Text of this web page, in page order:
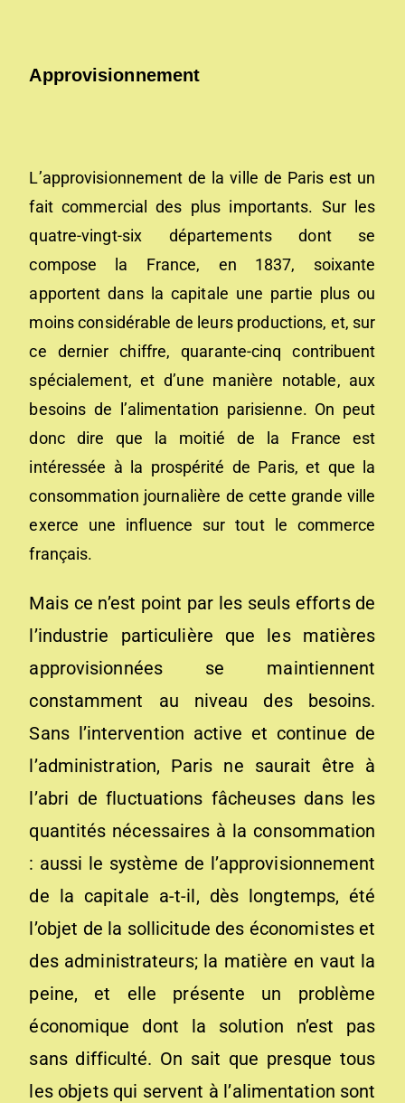
Approvisionnement
L’approvisionnement de la ville de Paris est un
fait commercial des plus importants. Sur les
quatre-vingt-six départements dont se
compose la France, en 1837, soixante
apportent dans la capitale une partie plus ou
moins considérable de leurs productions, et, sur
ce dernier chiffre, quarante-cinq contribuent
spécialement, et d’une manière notable, aux
besoins de l’alimentation parisienne. On peut
donc dire que la moitié de la France est
intéressée à la prospérité de Paris, et que la
consommation journalière de cette grande ville
exerce une influence sur tout le commerce
français.
Mais ce n’est point par les seuls efforts de
l’industrie particulière que les matières
approvisionnées se maintiennent
constamment au niveau des besoins.
Sans l’intervention active et continue de
l’administration, Paris ne saurait être à
l’abri de fluctuations fâcheuses dans les
quantités nécessaires à la consommation
: aussi le système de l’approvisionnement
de la capitale a-t-il, dès longtemps, été
l’objet de la sollicitude des économistes et
des administrateurs; la matière en vaut la
peine, et elle présente un problème
économique dont la solution n’est pas
sans difficulté. On sait que presque tous
les objets qui servent à l’alimentation sont